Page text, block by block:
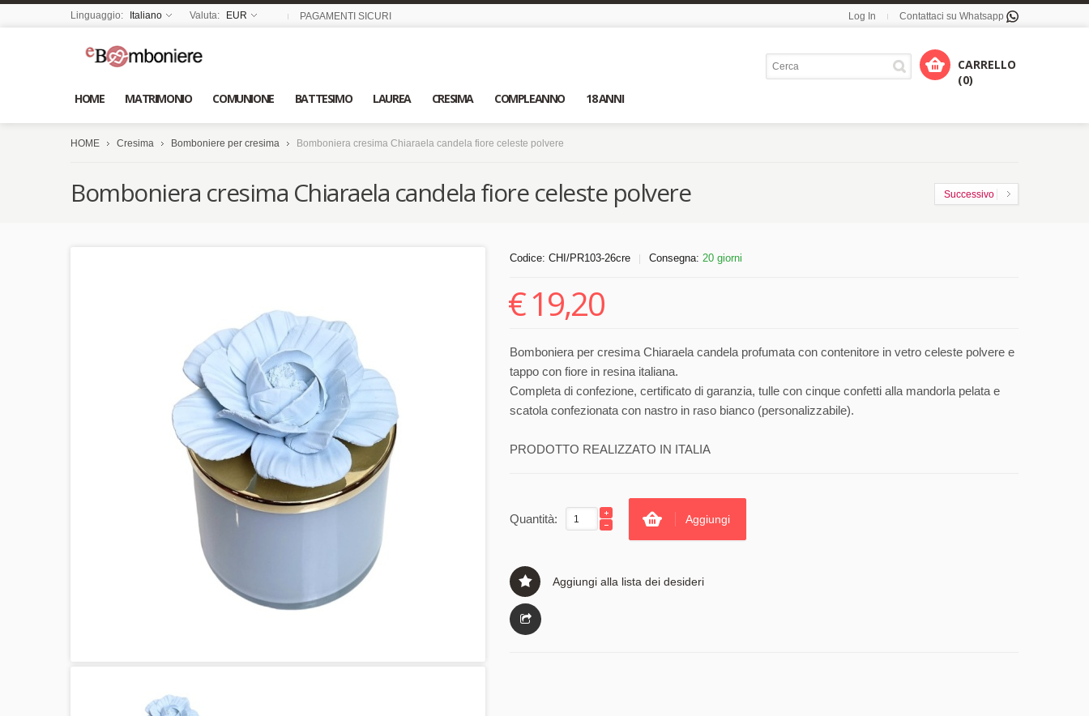
Linguaggio: Italiano Valuta: EUR PAGAMENTI SICURI Log In Contattaci su Whatsapp
HOME MATRIMONIO COMUNIONE BATTESIMO LAUREA CRESIMA COMPLEANNO 18 ANNI
CARRELLO
(0)
HOME Cresima Bomboniere per cresima Bomboniera cresima Chiaraela candela fiore celeste polvere
Successivo
Bomboniera cresima Chiaraela candela fiore celeste polvere
Codice: CHI/PR103-26cre Consegna: 20 giorni
€19,20
Bomboniera per cresima Chiaraela candela profumata con contenitore in vetro celeste polvere e
tappo con fiore in resina italiana.
Completa di confezione, certificato di garanzia, tulle con cinque confetti alla mandorla pelata e
scatola confezionata con nastro in raso bianco (personalizzabile).
PRODOTTO REALIZZATO IN ITALIA
Quantità: Aggiungi
Aggiungi alla lista dei desideri